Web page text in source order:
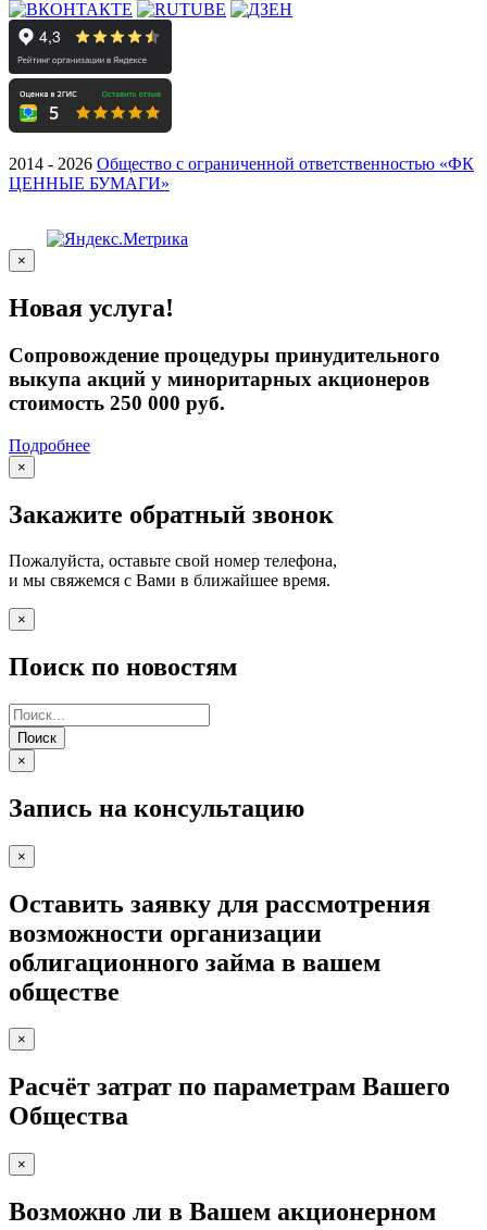
2014 - 2026 Общество с ограниченной ответственностью «ФК
ЦЕННЫЕ БУМАГИ»
×
Новая услуга!
Сопровождение процедуры принудительного
выкупа акций у миноритарных акционеров
стоимость 250 000 руб.
Подробнее
×
Закажите обратный звонок
Пожалуйста, оставьте свой номер телефона,
и мы свяжемся с Вами в ближайшее время.
×
Поиск по новостям
Поиск
×
Запись на консультацию
×
Оставить заявку для рассмотрения
возможности организации
облигационного займа в вашем
обществе
×
Расчёт затрат по параметрам Вашего
Общества
×
Возможно ли в Вашем акционерном